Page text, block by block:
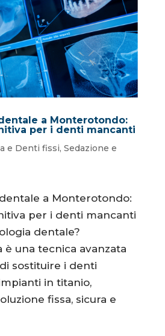
a Monterotondo:
per i denti mancanti
e Denti fissi, Sedazione e
a Monterotondo:
per i denti mancanti
dentale?
è una tecnica avanzata
sostituire i denti
in titanio,
fissa, sicura e